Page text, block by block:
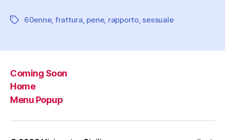
Tag 60enne, frattura, pene, rapporto, sessuale
Coming Soon
Home
Menu Popup